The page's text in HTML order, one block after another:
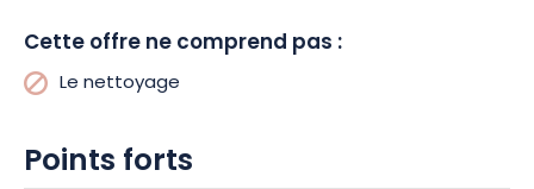
Camping Domaine de Longemer***** est un point de départ
dans le domaine, entre ping-pong, green volley, ou encore
Cette offre ne comprend pas :
Le nettoyage
Points forts